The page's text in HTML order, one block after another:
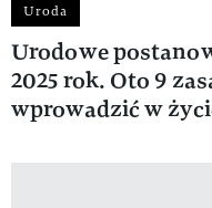
Uroda
Urodowe
2025 rok. Oto 9
wprowadzić w